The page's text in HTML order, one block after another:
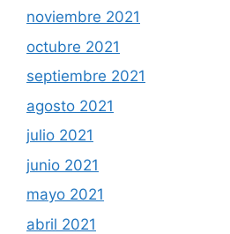
noviembre 2021
octubre 2021
septiembre 2021
agosto 2021
julio 2021
junio 2021
mayo 2021
abril 2021